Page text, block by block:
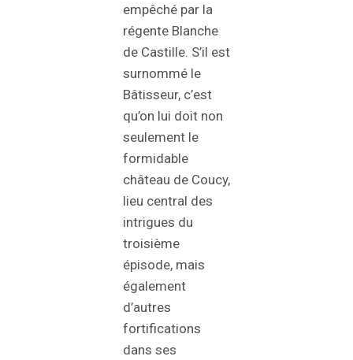
empêché par la
régente Blanche
de Castille. S’il est
surnommé le
Bâtisseur, c’est
qu’on lui doit non
seulement le
formidable
château de Coucy,
lieu central des
intrigues du
troisième
épisode, mais
également
d’autres
fortifications
dans ses